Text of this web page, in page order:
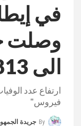
في
وصلت
الى 1813.
ارتفاع عدد
فيروس"
By جريدة